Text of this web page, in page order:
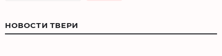
НОВОСТИ ТВЕРИ